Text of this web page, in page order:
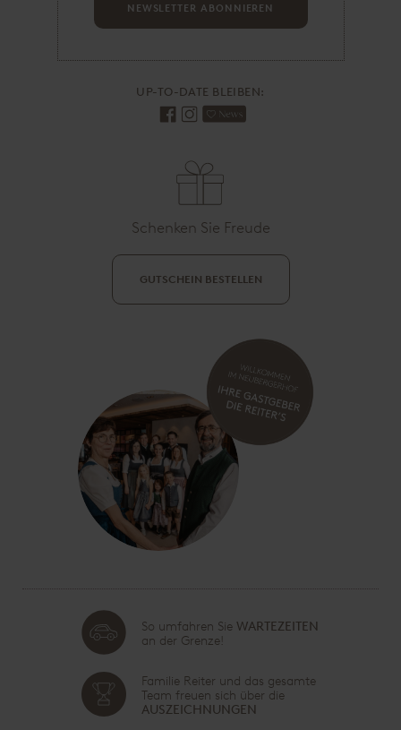
d
e
NEWSLETTER ABONNIEREN
UP-TO-DATE BLEIBEN:
Schenken Sie Freude
GUTSCHEIN BESTELLEN
So umfahren Sie WARTEZEITEN
an der Grenze!
Familie Reiter und das gesamte
Team freuen sich über die
AUSZEICHNUNGEN